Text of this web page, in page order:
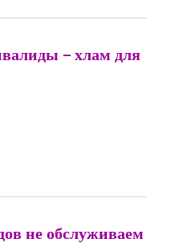
– хлам для
не обслуживаем